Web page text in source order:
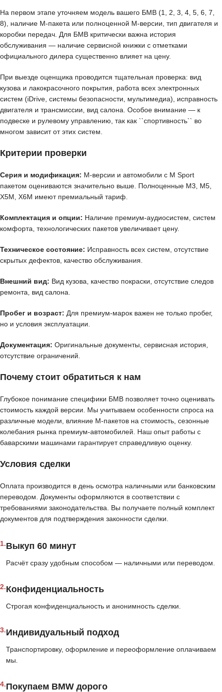
На первом этапе уточняем модель вашего БМВ (1, 2, 3, 4, 5, 6, 7,
8), наличие M-пакета или полноценной M-версии, тип двигателя и
коробки передач. Для БМВ критически важна история
обслуживания — наличие сервисной книжки с отметками
официального дилера существенно влияет на цену.
При выезде оценщика проводится тщательная проверка: вид
кузова и лакокрасочного покрытия, работа всех электронных
систем (iDrive, системы безопасности, мультимедиа), исправность
двигателя и трансмиссии, вид салона. Особое внимание — к
подвеске и рулевому управлению, так как ``спортивность`` во
многом зависит от этих систем.
Критерии проверки
Серия и модификация: M-версии и автомобили с M Sport
пакетом оцениваются значительно выше. Полноценные M3, M5,
X5M, X6M имеют премиальный тариф.
Комплектация и опции: Наличие премиум-аудиосистем, систем
комфорта, технологических пакетов увеличивает цену.
Техническое состояние: Исправность всех систем, отсутствие
скрытых дефектов, качество обслуживания.
Внешний вид: Вид кузова, качество покраски, отсутствие следов
ремонта, вид салона.
Пробег и возраст: Для премиум-марок важен не только пробег,
но и условия эксплуатации.
Документация: Оригинальные документы, сервисная история,
отсутствие ограничений.
Почему стоит обратиться к нам
Глубокое понимание специфики БМВ позволяет точно оценивать
стоимость каждой версии. Мы учитываем особенности спроса на
различные модели, влияние M-пакетов на стоимость, сезонные
колебания рынка премиум-автомобилей. Наш опыт работы с
баварскими машинами гарантирует справедливую оценку.
Условия сделки
Оплата производится в день осмотра наличными или банковским
переводом. Документы оформляются в соответствии с
требованиями законодательства. Вы получаете полный комплект
документов для подтверждения законности сделки.
1.Выкуп 60 минут
Расчёт сразу удобным способом — наличными или переводом.
2.Конфиденциальность
Строгая конфиденциальность и анонимность сделки.
3.Индивидуальный подход
Транспортировку, оформление и переоформление оплачиваем
мы.
4.Покупаем BMW дорого